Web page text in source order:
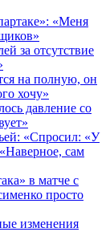
«Меня
за отсутствие
на полную, он
хочу»
давление со
«Спросил: «У
сам
в матче с
просто
изменения